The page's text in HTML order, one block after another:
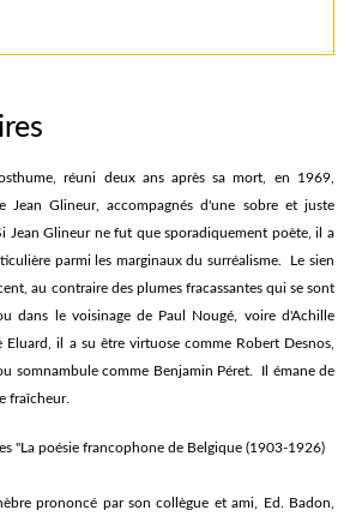
réuni deux ans après sa mort, en 1969,
Jean Glineur, accompagnés d'une sobre et juste
Jean Glineur ne fut que sporadiquement poète, il a
parmi les marginaux du surréalisme. Le sien
au contraire des plumes fracassantes qui se sont
dans le voisinage de Paul Nougé, voire d'Achille
Eluard, il a su être virtuose comme Robert Desnos,
somnambule comme Benjamin Péret. Il émane de
fraîcheur.
"La poésie francophone de Belgique (1903-1926)
prononcé par son collègue et ami, Ed. Badon,